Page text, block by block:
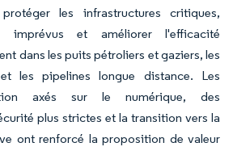
les infrastructures critiques,
imprévus et améliorer l'efficacité
dans les puits pétroliers et gaziers, les
les pipelines longue distance. Les
axés sur le numérique, des
plus strictes et la transition vers la
ont renforcé la proposition de valeur